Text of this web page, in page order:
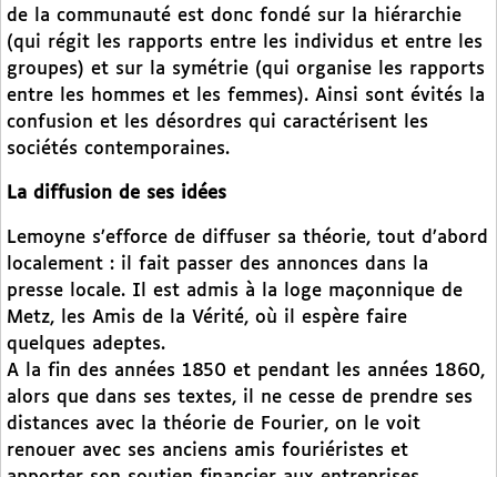
de la communauté est donc fondé sur la hiérarchie
(qui régit les rapports entre les individus et entre les
groupes) et sur la symétrie (qui organise les rapports
entre les hommes et les femmes). Ainsi sont évités la
confusion et les désordres qui caractérisent les
sociétés contemporaines.
La diffusion de ses idées
Lemoyne s’efforce de diffuser sa théorie, tout d’abord
localement : il fait passer des annonces dans la
presse locale. Il est admis à la loge maçonnique de
Metz, les Amis de la Vérité, où il espère faire
quelques adeptes.
A la fin des années 1850 et pendant les années 1860,
alors que dans ses textes, il ne cesse de prendre ses
distances avec la théorie de Fourier, on le voit
renouer avec ses anciens amis fouriéristes et